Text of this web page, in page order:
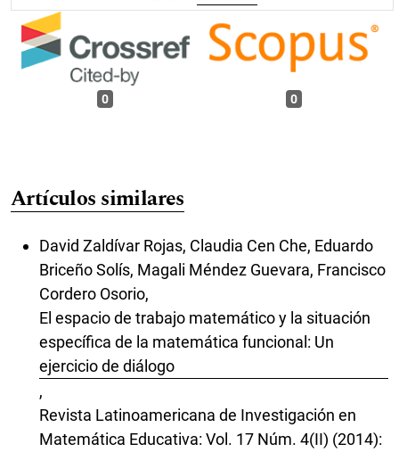
0 0
Artículos similares
David Zaldívar Rojas, Claudia Cen Che, Eduardo
Briceño Solís, Magali Méndez Guevara, Francisco
Cordero Osorio,
El espacio de trabajo matemático y la situación
específica de la matemática funcional: Un
ejercicio de diálogo
,
Revista Latinoamericana de Investigación en
Matemática Educativa: Vol. 17 Núm. 4(II) (2014):